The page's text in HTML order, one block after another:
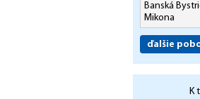
Banská
Mikona
ďalšie
K